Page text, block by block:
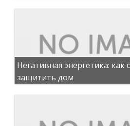
Негативная энергетика: как
защитить дом